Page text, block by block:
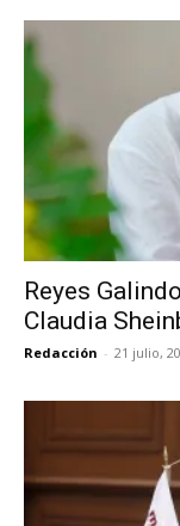
Reyes
Claudia
Redacción - 21 julio,